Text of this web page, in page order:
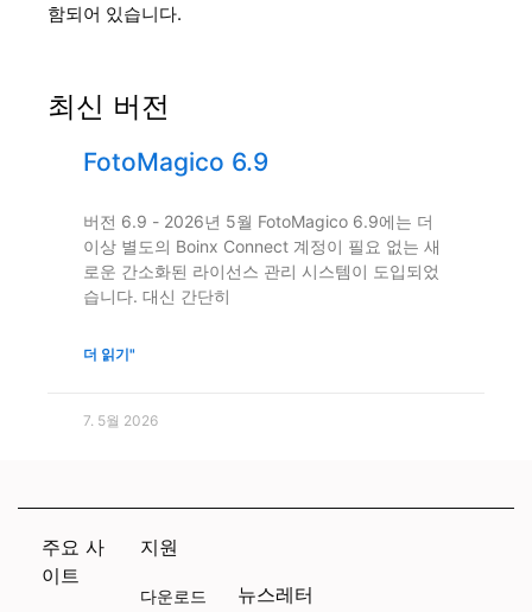
함되어 있습니다.
최신 버전
FotoMagico 6.9
버전 6.9 - 2026년 5월 FotoMagico 6.9에는 더
이상 별도의 Boinx Connect 계정이 필요 없는 새
로운 간소화된 라이선스 관리 시스템이 도입되었
습니다. 대신 간단히
더 읽기"
7. 5월 2026
주요 사
이트
지원
다운로드 뉴스레터